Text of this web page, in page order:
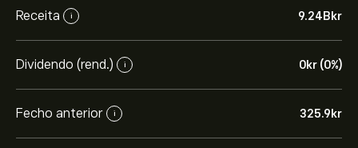
Receita i 9.24B‎kr‎
Dividendo (rend.) i 0‎kr‎ (0%)
Fecho anterior i 325.9‎kr‎